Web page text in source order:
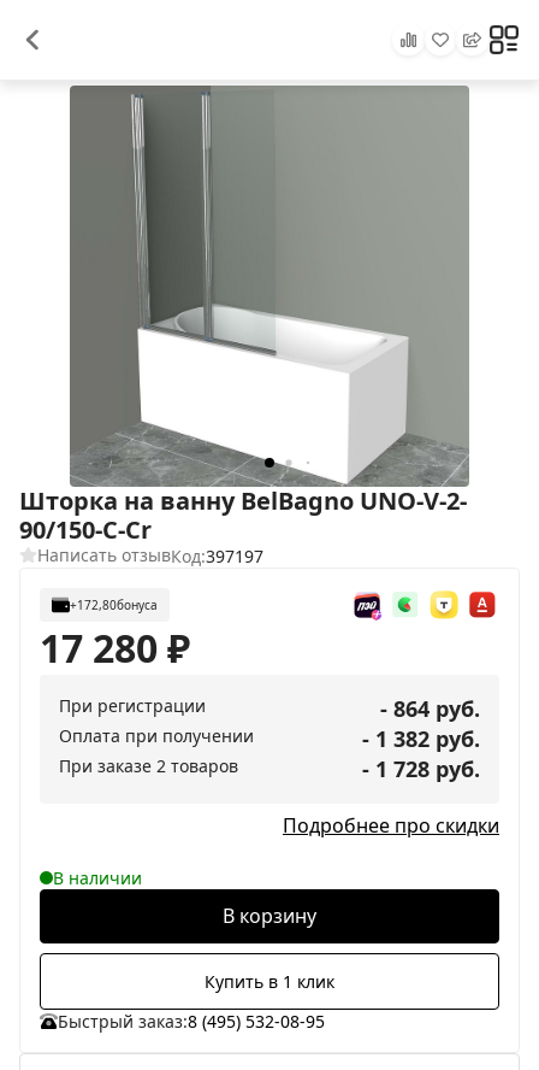
Шторка на ванну BelBagno UNO-V-2-
90/150-C-Cr
Написать отзывКод:397197
+172,80бонуса
17 280₽
При регистрации - 864 руб.
Оплата при получении - 1 382 руб.
При заказе 2 товаров - 1 728 руб.
Подробнее про скидки
В наличии
В корзину
Купить в 1 клик
Быстрый заказ:8 (495) 532-08-95